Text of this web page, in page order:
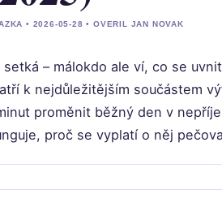
• 2026-05-28 • OVERIL JAN NOVAK
– málokdo ale ví, co se
k nejdůležitějším součástem
proměnit běžný den v
proč se vyplatí o něj